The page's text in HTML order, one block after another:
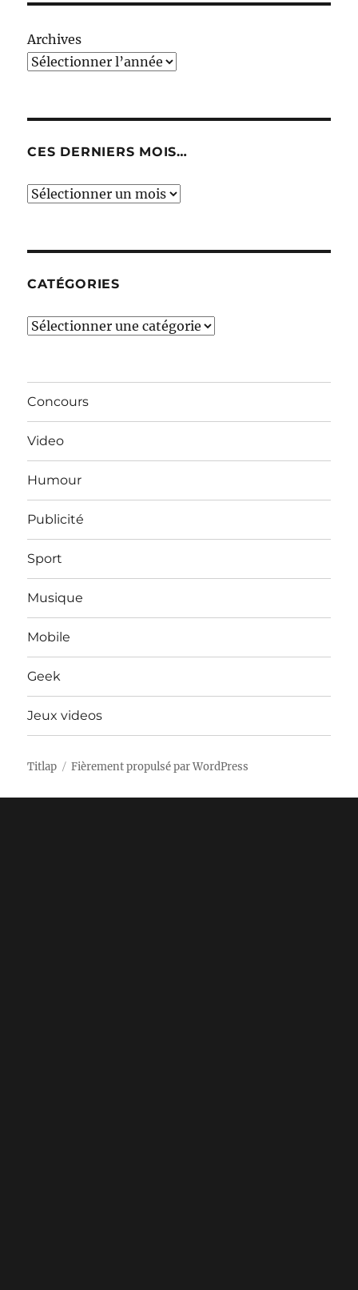
Archives
CES DERNIERS MOIS…
Ces
CATÉGORIES
Catégories
Concours
Video
Humour
Publicité
Sport
Musique
Mobile
Geek
Jeux videos
Titlap Fièrement propulsé par WordPress